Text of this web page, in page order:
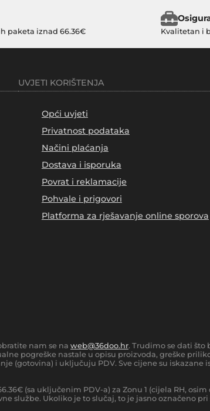
paketa iznad 66.36€ Kvalitetan i
UVJETI KORIŠTENJA
Opći uvjeti
Privatnost podataka
Načini plaćanja
Dostava i isporuka
Povrat i reklamacije
Pohvale i prigovori
Platforma za rješavanje online sporova
nam se na web@36doo.hr. Trudimo se dati što
pogreške nastale u opisu proizvoda, greške
(gotovina) i uključuju PDV. Sve cijene su
€ (sa uključenim PDV-a) za Zonu 1 (cijela RH, osim
službe. Ukoliko je to slučaj, to je jasno označeno